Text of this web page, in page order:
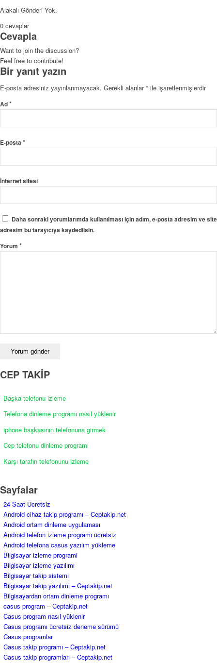
Alakalı Gönderi Yok.
0 cevaplar
Cevapla
Want to join the discussion?
Feel free to contribute!
Bir yanıt yazın
E-posta adresiniz yayınlanmayacak. Gerekli alanlar* ile işaretlenmişlerdir
Ad*
E-posta *
İnternet sitesi
Daha sonraki yorumlarımda kullanılması için adım, e-posta adresim ve site
adresim bu tarayıcıya kaydedilsin.
Yorum *
CEP TAKİP
Başka telefonu izleme
Telefona dinleme programı nasıl yüklenir
iphone başkasının telefonuna girmek
Cep telefonu dinleme programı
Karşı tarafın telefonunu izleme
Sayfalar
24 Saat Ücretsiz
Android cihaz takip programı – Ceptakip.net
Android ortam dinleme uygulaması
Android telefon izleme programı ücretsiz
Android telefona casus yazılım yükleme
Bilgisayar izleme programi
Bilgisayar izleme yazılımı
Bilgisayar takip sistemi
Bilgisayar takip yazılımı – Ceptakip.net
Bilgisayardan ortam dinleme programı
casus program – Ceptakip.net
Casus program nasıl yüklenir
Casus programı ücretsiz deneme sürümü
Casus programlar
Casus takip programı – Ceptakip.net
Casus takip programları – Ceptakip.net